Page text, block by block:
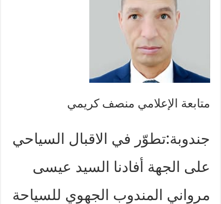
متابعة الإعلامي منصف كريمي
جندوبة:تطوّر في الاقبال السياحي
على الجهة أفادنا السيد عيسى
مرواني المندوب الجهوي للسياحة